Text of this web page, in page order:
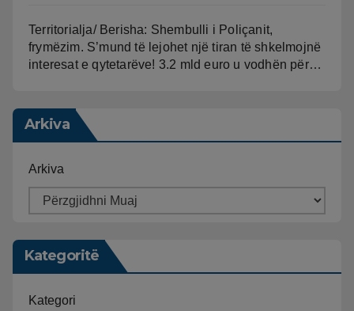
Territorialja/ Berisha: Shembulli i Poliçanit,
frymëzim. S’mund të lejohet një tiran të shkelmojnë
interesat e qytetarëve! 3.2 mld euro u vodhën për…
Arkiva
Arkiva
Kategoritë
Kategori